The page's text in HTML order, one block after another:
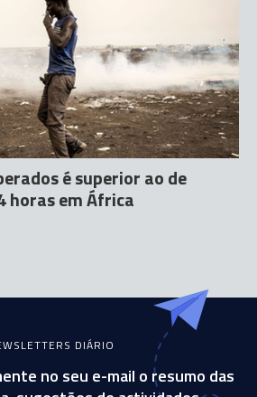
é superior ao de
horas em África
DIÁRIO
no seu e-mail o resumo das